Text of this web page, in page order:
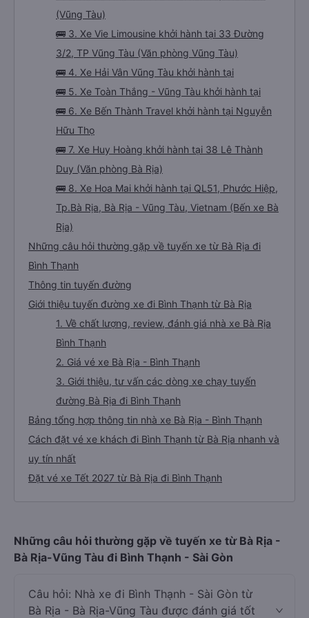
(Vũng Tàu)
🚌 3. Xe Vie Limousine khởi hành tại 33 Đường
3/2, TP Vũng Tàu (Văn phòng Vũng Tàu)
🚌 4. Xe Hải Vân Vũng Tàu khởi hành tại
🚌 5. Xe Toàn Thắng - Vũng Tàu khởi hành tại
🚌 6. Xe Bến Thành Travel khởi hành tại Nguyễn
Hữu Thọ
🚌 7. Xe Huy Hoàng khởi hành tại 38 Lê Thành
Duy (Văn phòng Bà Rịa)
🚌 8. Xe Hoa Mai khởi hành tại QL51, Phước Hiệp,
Tp.Bà Rịa, Bà Rịa - Vũng Tàu, Vietnam (Bến xe Bà
Rịa)
Những câu hỏi thường gặp về tuyến xe từ Bà Rịa đi
Bình Thạnh
Thông tin tuyến đường
Giới thiệu tuyến đường xe đi Bình Thạnh từ Bà Rịa
1. Về chất lượng, review, đánh giá nhà xe Bà Rịa
Bình Thạnh
2. Giá vé xe Bà Rịa - Bình Thạnh
3. Giới thiệu, tư vấn các dòng xe chạy tuyến
đường Bà Rịa đi Bình Thạnh
Bảng tổng hợp thông tin nhà xe Bà Rịa - Bình Thạnh
Cách đặt vé xe khách đi Bình Thạnh từ Bà Rịa nhanh và
uy tín nhất
Đặt vé xe Tết 2027 từ Bà Rịa đi Bình Thạnh
Những câu hỏi thường gặp về tuyến xe từ Bà Rịa -
Bà Rịa-Vũng Tàu đi Bình Thạnh - Sài Gòn
Câu hỏi: Nhà xe đi Bình Thạnh - Sài Gòn từ
Bà Rịa - Bà Rịa-Vũng Tàu được đánh giá tốt